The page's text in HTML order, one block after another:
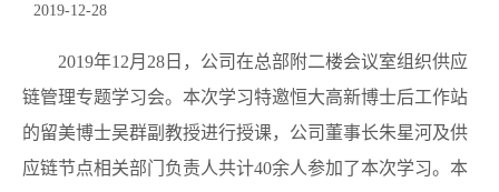
2019-12-28
2019年12月28日，公司在总部附二楼会议室组织供应
链管理专题学习会。本次学习特邀恒大高新博士后工作站
的留美博士吴群副教授进行授课，公司董事长朱星河及供
应链节点相关部门负责人共计40余人参加了本次学习。本